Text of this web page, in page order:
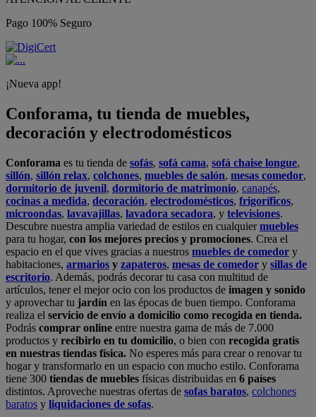
Pago 100% Seguro
¡Nueva app!
Conforama, tu tienda de muebles,
decoración y electrodomésticos
Conforama es tu tienda de sofás, sofá cama, sofá chaise longue,
sillón, sillón relax, colchones, muebles de salón, mesas comedor,
dormitorio de juvenil, dormitorio de matrimonio, canapés,
cocinas a medida, decoración, electrodomésticos, frigoríficos,
microondas, lavavajillas, lavadora secadora, y televisiones.
Descubre nuestra amplia variedad de estilos en cualquiermuebles
para tu hogar, con los mejores precios y promociones. Crea el
espacio en el que vives gracias a nuestros muebles de comedor y
habitaciones, armarios y zapateros, mesas de comedor y sillas de
escritorio. Además, podrás decorar tu casa con multitud de
artículos, tener el mejor ocio con los productos de imagen y sonido
y aprovechar tu jardín en las épocas de buen tiempo. Conforama
realiza el servicio de envío a domicilio como recogida en tienda.
Podrás comprar online entre nuestra gama de más de 7.000
productos y recibirlo en tu domicilio, o bien con recogida gratis
en nuestras tiendas física. No esperes más para crear o renovar tu
hogar y transformarlo en un espacio con mucho estilo. Conforama
tiene 300 tiendas de muebles físicas distribuidas en 6 países
distintos. Aproveche nuestras ofertas de sofas baratos, colchones
baratos y liquidaciones de sofas.